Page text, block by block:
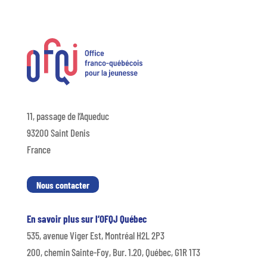
11, passage de l’Aqueduc
93200 Saint Denis
France
Nous contacter
En savoir plus sur l’OFQJ Québec
535, avenue Viger Est, Montréal H2L 2P3
200, chemin Sainte-Foy, Bur. 1.20, Québec, G1R 1T3